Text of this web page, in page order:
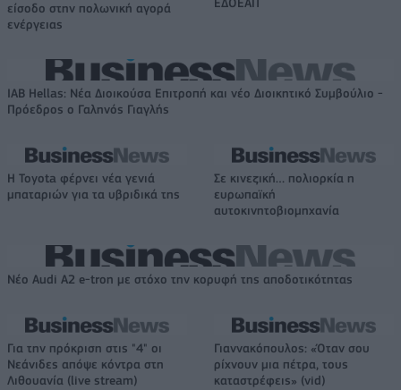
είσοδο στην πολωνική αγορά
ενέργειας
ΕΔΟΕΑΠ
IAB Hellas: Νέα Διοικούσα Επιτροπή και νέο Διοικητικό Συμβούλιο -
Πρόεδρος ο Γαληνός Γιαγλής
Η Toyota φέρνει νέα γενιά
μπαταριών για τα υβριδικά της
Σε κινεζική… πολιορκία η
ευρωπαϊκή
αυτοκινητοβιομηχανία
Νέο Audi A2 e-tron με στόχο την κορυφή της αποδοτικότητας
Για την πρόκριση στις "4" οι
Νεάνιδες απόψε κόντρα στη
Λιθουανία (live stream)
Γιαννακόπουλος: «Όταν σου
ρίχνουν μια πέτρα, τους
καταστρέφεις» (vid)